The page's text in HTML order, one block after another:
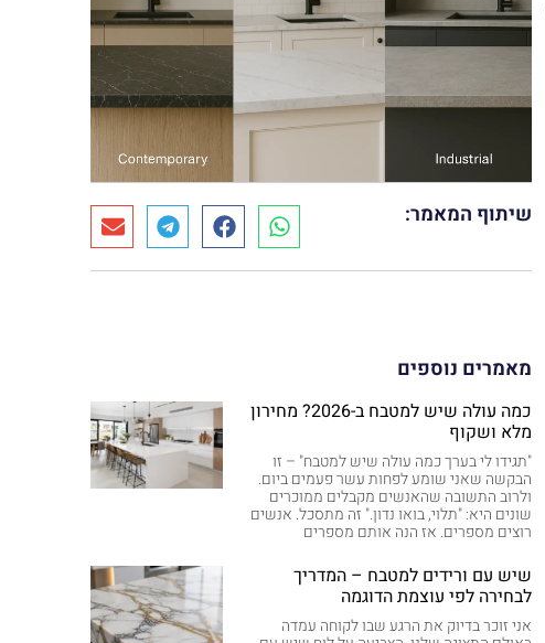
שיתוף המאמר:
מאמרים נוספים
כמה עולה שיש למטבח ב-2026? מחירון
מלא ושקוף
"תגידו לי בערך כמה עולה שיש למטבח" – זו
הבקשה שאני שומע לפחות עשר פעמים ביום.
ולרוב התשובה שהאנשים מקבלים ממוכרים
שונים היא: "תלוי, בואו נדון." זה מתסכל. אנשים
רוצים מספרים. אז הנה אותם מספרים
שיש עם ורידים למטבח – המדריך
לבחירה לפי עוצמת הדוגמה
אני זוכר בדיוק את הרגע שבו לקוחה עמדה